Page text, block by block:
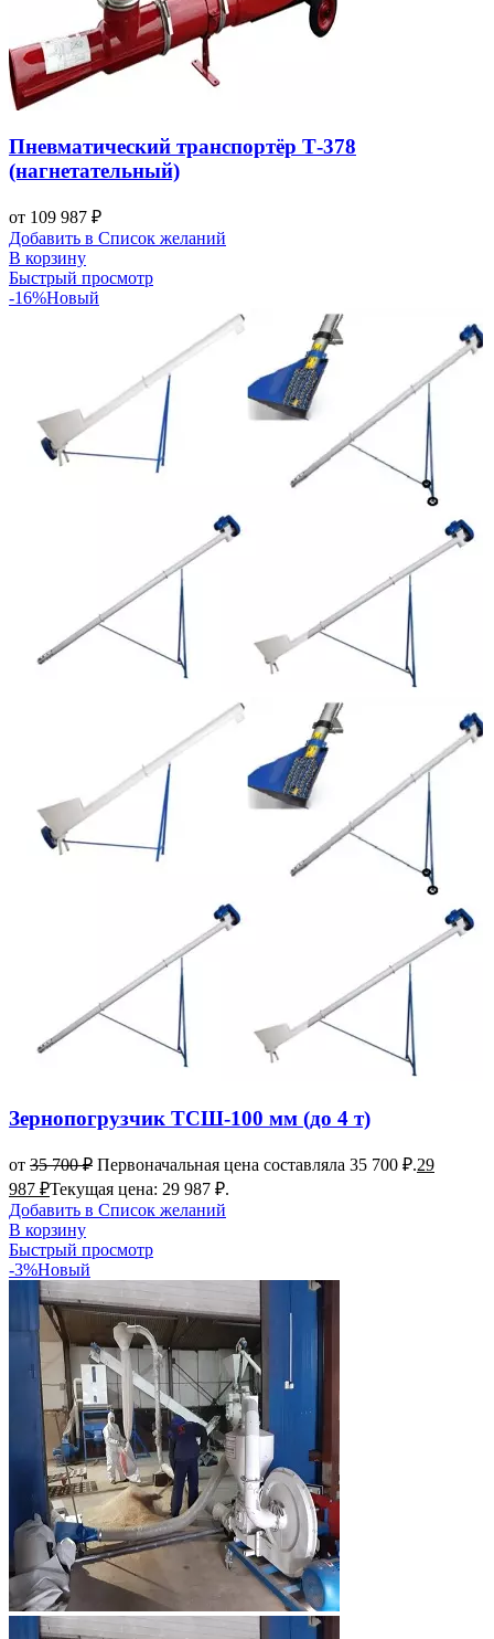
Пневматический транспортёр Т-378
(нагнетательный)
от 109 987 ₽
Добавить в Список желаний
В корзину
Быстрый просмотр
-16%Новый
Зернопогрузчик ТСШ-100 мм (до 4 т)
от 35 700₽ Первоначальная цена составляла 35 700 ₽.29
987 ₽Текущая цена: 29 987 ₽.
Добавить в Список желаний
В корзину
Быстрый просмотр
-3%Новый